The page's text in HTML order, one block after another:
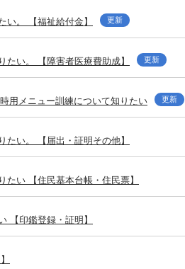
い。 【福祉給付金】 更新
い。 【障害者医療費助成】 更新
用メニュー訓練について知りたい 更新
い。 【届出・証明その他】
い 【住民基本台帳・住民票】
【印鑑登録・証明】